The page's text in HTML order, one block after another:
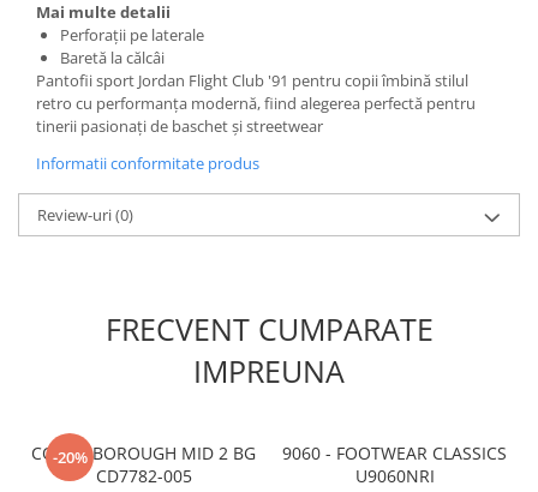
Mai multe detalii
Perforații pe laterale
Baretă la călcâi
Pantofii sport Jordan Flight Club '91 pentru copii îmbină stilul
retro cu performanța modernă, fiind alegerea perfectă pentru
tinerii pasionați de baschet și streetwear
Informatii conformitate produs
Review-uri(0)
FRECVENT CUMPARATE
IMPREUNA
-20%
COURT BOROUGH MID 2 BG
CD7782-005
9060 - FOOTWEAR CLASSICS
U9060NRI